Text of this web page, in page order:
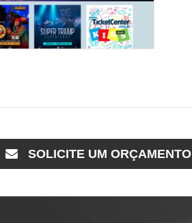
SOLICITE UM ORÇAMENTO